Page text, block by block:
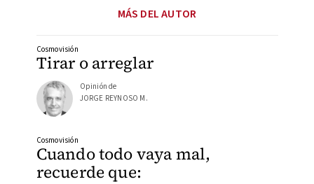
MÁS DEL AUTOR
Tirar o arreglar
Cosmovisión
Opinión de
JORGE REYNOSO M.
Cuando todo vaya mal,
recuerde que:
Cosmovisión